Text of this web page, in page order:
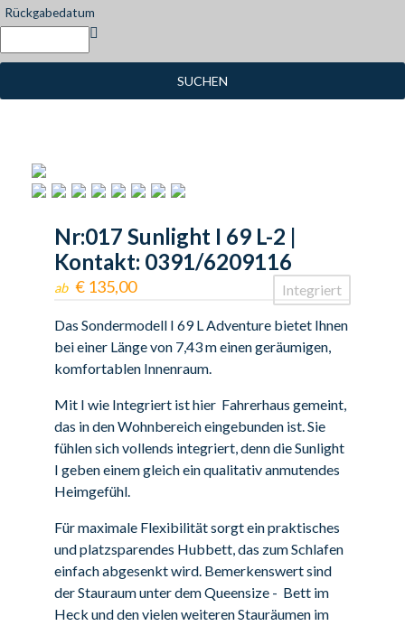
Rückgabedatum
SUCHEN
Nr:017 Sunlight I 69 L-2 |
Kontakt: 0391/6209116
Integriert
ab € 135,00
Das Sondermodell I 69 L Adventure bietet Ihnen
bei einer Länge von 7,43 m einen geräumigen,
komfortablen Innenraum.
Mit I wie Integriert ist hier Fahrerhaus gemeint,
das in den Wohnbereich eingebunden ist. Sie
fühlen sich vollends integriert, denn die Sunlight
I geben einem gleich ein qualitativ anmutendes
Heimgefühl.
Für maximale Flexibilität sorgt ein praktisches
und platzsparendes Hubbett, das zum Schlafen
einfach abgesenkt wird. Bemerkenswert sind
der Stauraum unter dem Queensize - Bett im
Heck und den vielen weiteren Stauräumen im